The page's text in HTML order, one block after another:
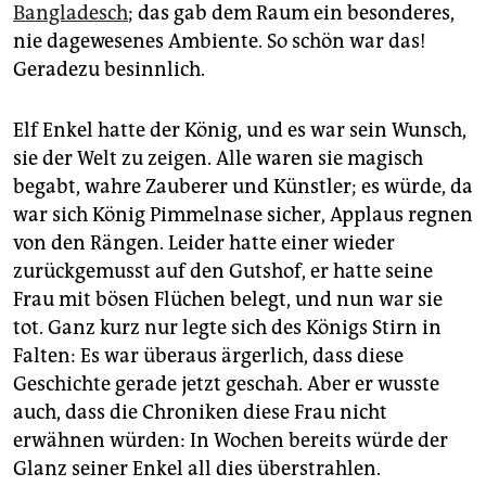
epaper login
Bangladesch; das gab dem Raum ein besonderes,
nie dagewesenes Am­biente. So schön war das!
Geradezu besinnlich.
Elf Enkel hatte der König, und es war sein Wunsch,
sie der Welt zu zeigen. Alle waren sie magisch
begabt, wahre Zauberer und Künstler; es würde, da
war sich König Pimmelnase sicher, Applaus regnen
von den Rängen. Leider hatte einer wieder
zurückgemusst auf den Gutshof, er hatte seine
Frau mit bösen Flüchen belegt, und nun war sie
tot. Ganz kurz nur legte sich des Königs Stirn in
Falten: Es war überaus ärgerlich, dass diese
Geschichte gerade jetzt geschah. Aber er wusste
auch, dass die Chroniken diese Frau nicht
erwähnen würden: In Wochen bereits würde der
Glanz seiner Enkel all dies überstrahlen.